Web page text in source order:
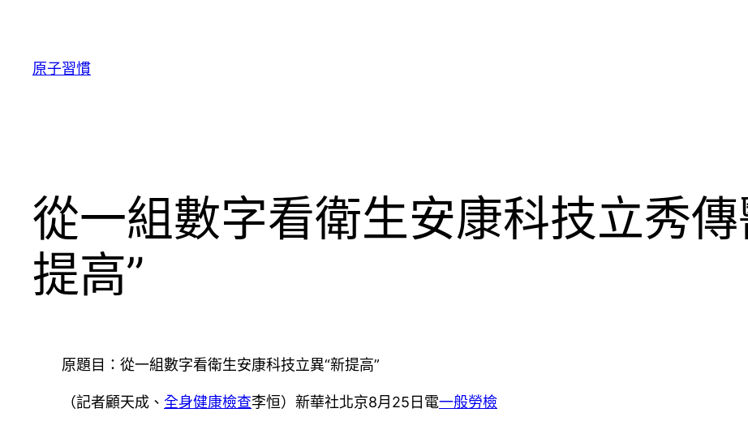
原子習慣
從一組數字看衛生安康科技立秀
提高”
原題目：從一組數字看衛生安康科技立異“新提高”
（記者顧天成、 全身健康檢查李恒）新華社北京8月25日電一般勞檢